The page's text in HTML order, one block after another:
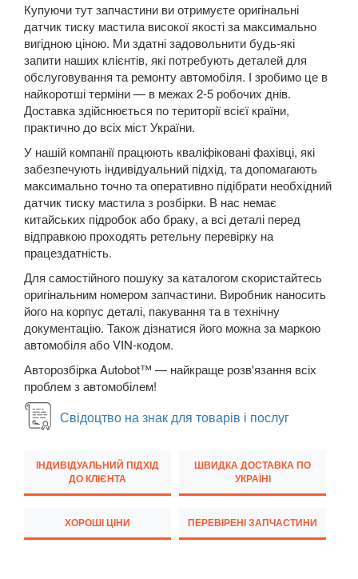
e-tron Sportback
Q2
Q3 I (8UB)
Q3 Sportback (FY)
Q5 I (8RB)
Q5 II (FY, 80A)
Q5 II (80A) Sportback
Q7 I (4L)
Q7 II (4M)
Q8 I
TT I (8N3, 8N9)
TT II (8J3, 8J9)
TT III (FV3, FV9)
CITROEN keyboard_arrow_down
FORD keyboard_arrow_down
Купуючи тут запчастини ви отримуєте оригінальні
датчик тиску мастила високої якості за максимально
вигідною ціною. Ми здатні задовольнити будь-які
запити наших клієнтів, які потребують деталей для
обслуговування та ремонту автомобіля. І зробимо це в
найкоротші терміни — в межах 2-5 робочих днів.
Доставка здійснюється по території всієї країни,
практично до всіх міст України.
У нашій компанії працюють кваліфіковані фахівці, які
забезпечують індивідуальний підхід, та допомагають
максимально точно та оперативно підібрати необхідний
датчик тиску мастила з розбірки. В нас немає
китайських підробок або браку, а всі деталі перед
відправкою проходять ретельну перевірку на
працездатність.
Для самостійного пошуку за каталогом скористайтесь
оригінальним номером запчастини. Виробник наносить
його на корпус деталі, пакування та в технічну
документацію. Також дізнатися його можна за маркою
автомобіля або VIN-кодом.
Авторозбірка Autobot™ — найкраще розв'язання всіх
проблем з автомобілем!
Свідоцтво на знак для товарів і послуг
ІНДИВІДУАЛЬНИЙ ПІДХІД
ДО КЛІЄНТА
ШВИДКА ДОСТАВКА ПО
УКРАЇНІ
ХОРОШІ ЦІНИ ПЕРЕВІРЕНІ ЗАПЧАСТИНИ